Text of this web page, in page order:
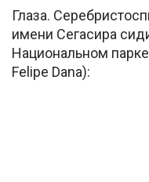
Глаза.
имени Сегасира
Национальном
Felipe Dana):